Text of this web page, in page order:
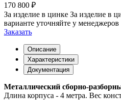
170 800 ₽
За изделие в цинке За изделие в
варианте уточняйте у менеджеров
Заказать
Описание
Характеристики
Документация
Металлический сборно-
Длина корпуса - 4 метра. Вес